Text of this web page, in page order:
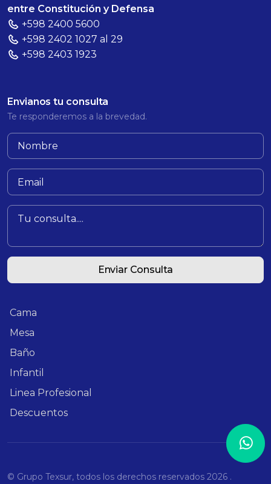
entre Constitución y Defensa
+598 2400 5600
+598 2402 1027 al 29
+598 2403 1923
Envianos tu consulta
Te responderemos a la brevedad.
Enviar Consulta
Cama
Mesa
Baño
Infantil
Linea Profesional
Descuentos
© Grupo Texsur, todos los derechos reservados 2026 .